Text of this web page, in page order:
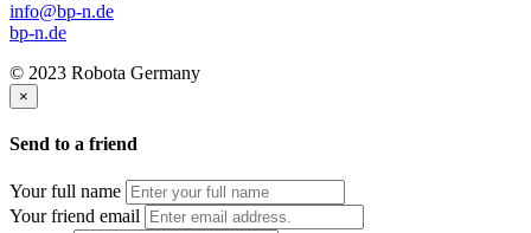
info@bp-n.de
bp-n.de
© 2023 Robota Germany
×
Send to a friend
Your full name
Your friend email